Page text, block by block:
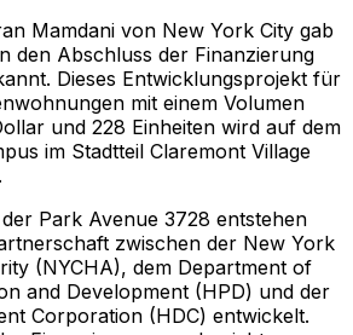
Mamdani von New York City gab
den Abschluss der Finanzierung
Dieses Entwicklungsprojekt für
mit einem Volumen
und 228 Einheiten wird auf dem
im Stadtteil Claremont Village
Park Avenue 3728 entstehen
zwischen der New York
(NYCHA), dem Department of
and Development (HPD) und der
Corporation (HDC) entwickelt.